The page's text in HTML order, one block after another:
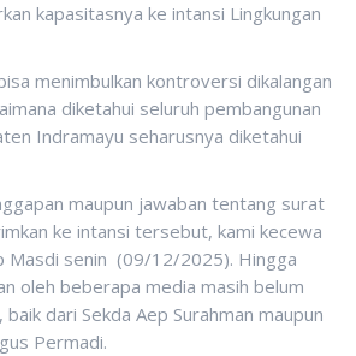
kapasitasnya ke intansi Lingkungan
menimbulkan kontroversi dikalangan
diketahui seluruh pembangunan
Indramayu seharusnya diketahui
maupun jawaban tentang surat
ke intansi tersebut, kami kecewa
Masdi senin (09/12/2025). Hingga
oleh beberapa media masih belum
dari Sekda Aep Surahman maupun
Permadi.